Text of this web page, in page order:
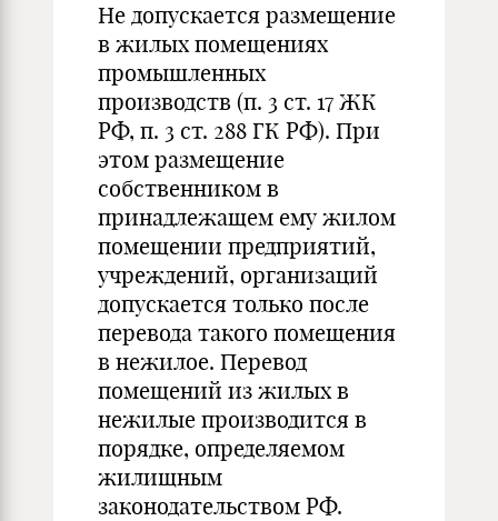
Не допускается размещение
в жилых помещениях
промышленных
производств (п. 3 ст. 17 ЖК
РФ, п. 3 ст. 288 ГК РФ). При
этом размещение
собственником в
принадлежащем ему жилом
помещении предприятий,
учреждений, организаций
допускается только после
перевода такого помещения
в нежилое. Перевод
помещений из жилых в
нежилые производится в
порядке, определяемом
жилищным
законодательством РФ.